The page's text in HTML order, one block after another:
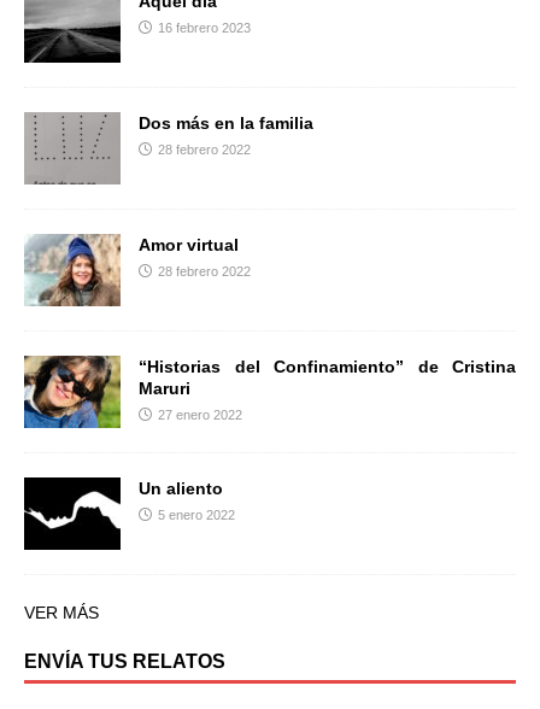
k
16 febrero 2023
Dos más en la familia
28 febrero 2022
Amor virtual
28 febrero 2022
“Historias del Confinamiento” de Cristina
Maruri
27 enero 2022
Un aliento
5 enero 2022
VER MÁS
ENVÍA TUS RELATOS